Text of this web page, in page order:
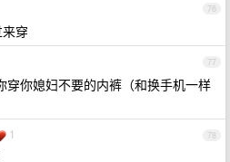
76
穿
77
穿你媳妇不要的内裤（和换手机一样
78
1